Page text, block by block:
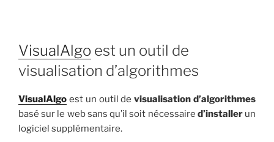
VisualAlgo est un outil de
visualisation d’algorithmes
VisualAlgo est un outil devisualisation d’algorithmes
basé sur le web sans qu’il soit nécessaire d’installerun
logiciel supplémentaire.